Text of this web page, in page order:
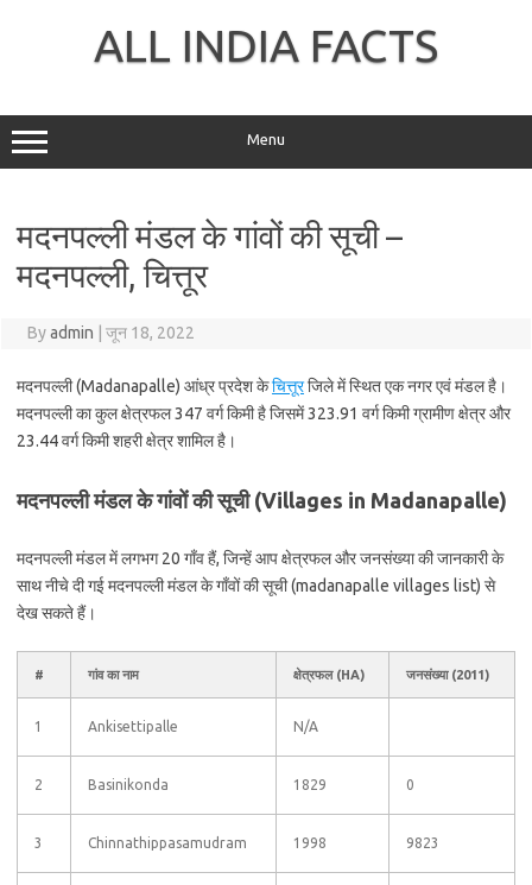
ALL INDIA FACTS
Menu
मदनपल्ली मंडल के गांवों की सूची –
मदनपल्ली, चित्तूर
Byadmin जून 18, 2022
मदनपल्ली (Madanapalle) आंध्र प्रदेश केचित्तूरजिले में स्थित एक नगर एवं मंडल है।
मदनपल्ली का कुल क्षेत्रफल 347 वर्ग किमी है जिसमें 323.91 वर्ग किमी ग्रामीण क्षेत्र और
23.44 वर्ग किमी शहरी क्षेत्र शामिल है।
मदनपल्ली मंडल के गांवों की सूची (Villages in Madanapalle)
मदनपल्ली मंडल में लगभग 20 गाँव हैं, जिन्हें आप क्षेत्रफल और जनसंख्या की जानकारी के
साथ नीचे दी गई मदनपल्ली मंडल के गाँवों की सूची (madanapalle villages list) से
देख सकते हैं।
# गांव का नाम क्षेत्रफल (HA) जनसंख्या (2011)
1 Ankisettipalle N/A
2 Basinikonda 1829 0
3 Chinnathippasamudram 1998 9823